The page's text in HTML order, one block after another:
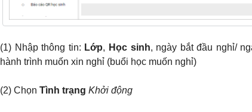
(1) Nhập thông tin: Lớp, Học sinh, ngày bắt đầu nghỉ/
hành trình muốn xin nghỉ (buổi học muốn nghỉ)
(2) ChọnTình trạng Khởi động